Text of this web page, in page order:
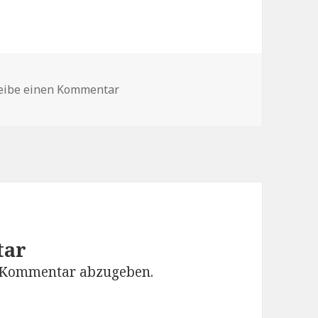
einen Kommentarzu 15 09 01 Bbv Bericht Ueberschrift
abzugeben.